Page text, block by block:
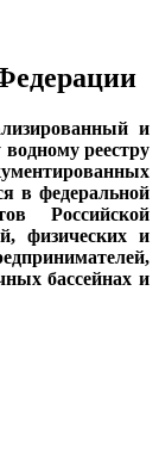
и
реестру
в федеральной
Российской
физических и
бассейнах и